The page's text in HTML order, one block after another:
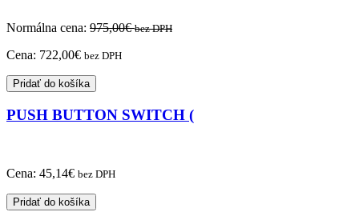
Normálna cena: 975,00€ bez DPH
Cena: 722,00€ bez DPH
Pridať do košíka
PUSH BUTTON SWITCH (
Cena: 45,14€ bez DPH
Pridať do košíka